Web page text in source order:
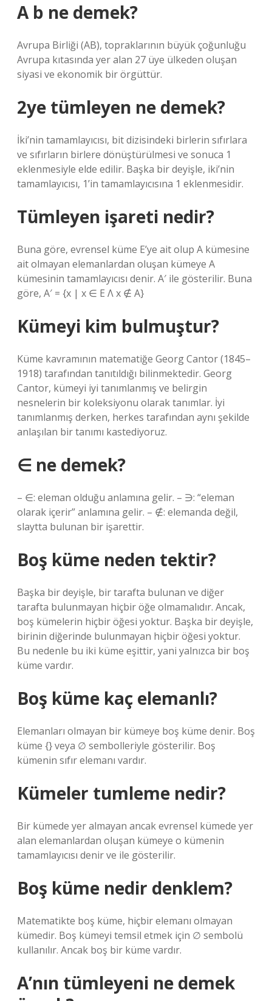
A b ne demek?
Avrupa Birliği (AB), topraklarının büyük çoğunluğu
Avrupa kıtasında yer alan 27 üye ülkeden oluşan
siyasi ve ekonomik bir örgüttür.
2ye tümleyen ne demek?
İki’nin tamamlayıcısı, bit dizisindeki birlerin sıfırlara
ve sıfırların birlere dönüştürülmesi ve sonuca 1
eklenmesiyle elde edilir. Başka bir deyişle, iki’nin
tamamlayıcısı, 1’in tamamlayıcısına 1 eklenmesidir.
Tümleyen işareti nedir?
Buna göre, evrensel küme E’ye ait olup A kümesine
ait olmayan elemanlardan oluşan kümeye A
kümesinin tamamlayıcısı denir. A′ ile gösterilir. Buna
göre, A′ = {x | x ∈ E Λ x ∉ A}
Kümeyi kim bulmuştur?
Küme kavramının matematiğe Georg Cantor (1845–
1918) tarafından tanıtıldığı bilinmektedir. Georg
Cantor, kümeyi iyi tanımlanmış ve belirgin
nesnelerin bir koleksiyonu olarak tanımlar. İyi
tanımlanmış derken, herkes tarafından aynı şekilde
anlaşılan bir tanımı kastediyoruz.
∈ ne demek?
– ∈: eleman olduğu anlamına gelir. – ∋: “eleman
olarak içerir” anlamına gelir. – ∉: elemanda değil,
slaytta bulunan bir işarettir.
Boş küme neden tektir?
Başka bir deyişle, bir tarafta bulunan ve diğer
tarafta bulunmayan hiçbir öğe olmamalıdır. Ancak,
boş kümelerin hiçbir öğesi yoktur. Başka bir deyişle,
birinin diğerinde bulunmayan hiçbir öğesi yoktur.
Bu nedenle bu iki küme eşittir, yani yalnızca bir boş
küme vardır.
Boş küme kaç elemanlı?
Elemanları olmayan bir kümeye boş küme denir. Boş
küme {} veya ∅ sembolleriyle gösterilir. Boş
kümenin sıfır elemanı vardır.
Kümeler tumleme nedir?
Bir kümede yer almayan ancak evrensel kümede yer
alan elemanlardan oluşan kümeye o kümenin
tamamlayıcısı denir ve ile gösterilir.
Boş küme nedir denklem?
Matematikte boş küme, hiçbir elemanı olmayan
kümedir. Boş kümeyi temsil etmek için ∅ sembolü
kullanılır. Ancak boş bir küme vardır.
A’nın tümleyeni ne demek